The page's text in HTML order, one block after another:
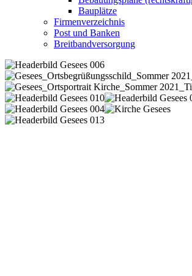
Bauplätze
Firmenverzeichnis
Post und Banken
Breitbandversorgung